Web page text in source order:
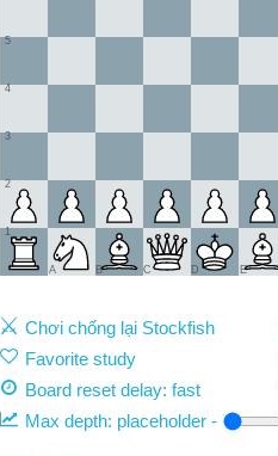
1
2
3
4
5
A B C D E
Chơi chống lại Stockfish
Favorite study
Board reset delay: fast
Max depth: placeholder -